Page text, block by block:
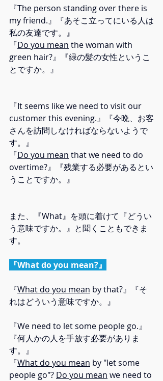
『The person standing over there is
my friend.』『あそこ立ってにいる人は
私の友達です。』
『Do you mean the woman with
green hair?』『緑の髪の女性というこ
とですか。』
『It seems like we need to visit our
customer this evening.』『今晩、お客
さんを訪問しなければならないようで
す。』
『Do you mean that we need to do
overtime?』『残業する必要があるとい
うことですか。』
また、『What』を頭に着けて『どうい
う意味ですか。』と聞くこともできま
す。
『What do you mean?』
『What do you mean by that?』『そ
れはどういう意味ですか。』
『We need to let some people go.』
『何人かの人を手放す必要がありま
す。』
『What do you mean by "let some
people go"? Do you mean we need to